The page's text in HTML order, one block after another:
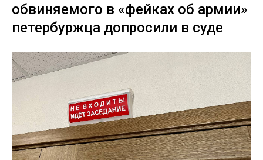
обвиняемого в «фейках об армии»
петербуржца допросили в суде